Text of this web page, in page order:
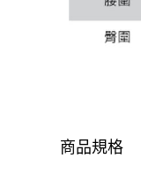
商品規格